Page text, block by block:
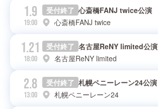
1.9
19:00
受付終了 心斎橋FANJ twice公演
心斎橋FANJ twice
1.21
18:00
受付終了 名古屋ReNY limited公演
名古屋ReNY limited
2.8
13:00
受付終了 札幌ペニーレーン24公演
札幌ペニーレーン24